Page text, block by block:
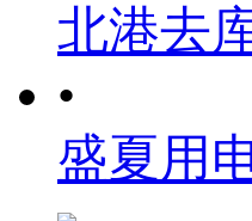
北港去
•
盛夏用